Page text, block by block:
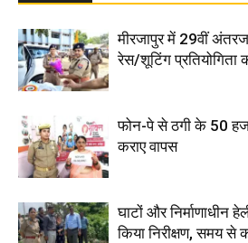
मीरजापुर में 29वीं
रेस/शूटिंग प्रतियोगिता
फोन-पे से ठगी के 50
कराए वापस
घाटों और निर्माणाधीन
किया निरीक्षण, समय से